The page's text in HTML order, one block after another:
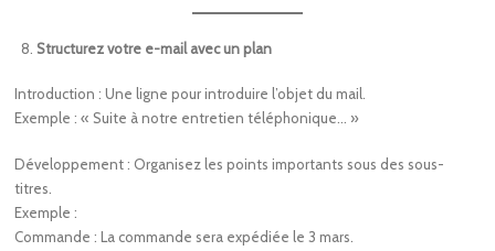
Structurez votre e-mail avec un plan
Introduction : Une ligne pour introduire l’objet du mail.
Exemple : « Suite à notre entretien téléphonique… »
Développement : Organisez les points importants sous des sous-
titres.
Exemple :
Commande : La commande sera expédiée le 3 mars.